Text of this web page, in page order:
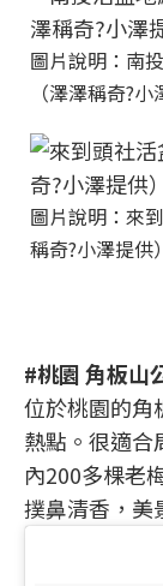
圖片說明：南
（澤澤稱奇?小
圖片說明：來
稱奇?小澤提供）
#桃園 角板山
位於桃園的角
熱點。很適合
內200多棵老
撲鼻清香，美